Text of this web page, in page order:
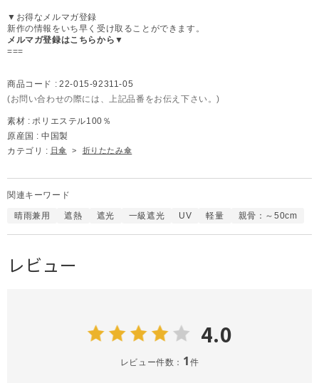
▼お得なメルマガ登録
新作の情報をいち早く受け取ることができます。
メルマガ登録はこちらから▼
===
商品コード : 22-015-92311-05
(お問い合わせの際には、上記品番をお伝え下さい。)
素材 : ポリエステル100％
原産国 : 中国製
カテゴリ : 日傘 > 折りたたみ傘
関連キーワード
晴雨兼用 遮熱 遮光 一級遮光 UV 軽量 親骨：～50cm
レビュー
4.0
レビュー件数： 1件